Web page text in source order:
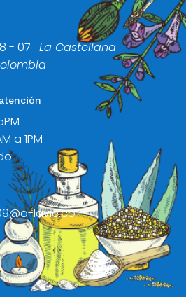
- 07 La Castellana
a 1PM
lavie.co